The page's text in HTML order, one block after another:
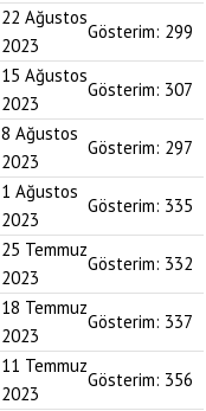
22 Ağustos
2023
Gösterim: 299
15 Ağustos
2023
Gösterim: 307
8 Ağustos
2023
Gösterim: 297
1 Ağustos
2023
Gösterim: 335
25 Temmuz
2023
Gösterim: 332
18 Temmuz
2023
Gösterim: 337
11 Temmuz
2023
Gösterim: 356